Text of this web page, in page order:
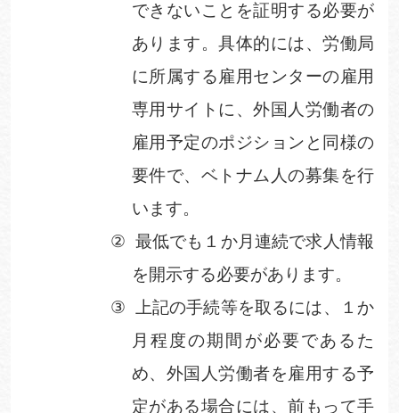
できないことを証明する必要が
あります。具体的には、労働局
に所属する雇用センターの雇用
専用サイトに、外国人労働者の
雇用予定のポジションと同様の
要件で、ベトナム人の募集を行
います。
② 最低でも１か月連続で求人情報
を開示する必要があります。
③ 上記の手続等を取るには、１か
月程度の期間が必要であるた
め、外国人労働者を雇用する予
定がある場合には、前もって手